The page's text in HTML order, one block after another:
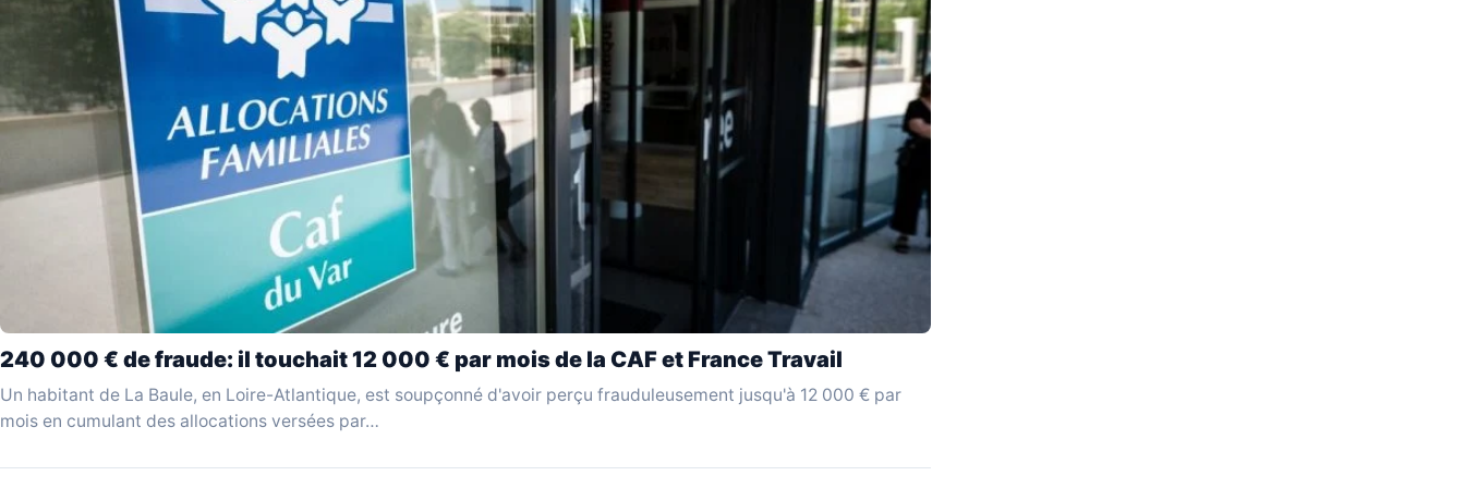
240 000 € de fraude: il touchait 12 000 € par mois de la CAF et France Travail
Un habitant de La Baule, en Loire-Atlantique, est soupçonné d'avoir perçu frauduleusement jusqu'à 12 000 € par
mois en cumulant des allocations versées par…